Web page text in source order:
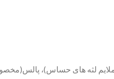
لثه های حساس)،